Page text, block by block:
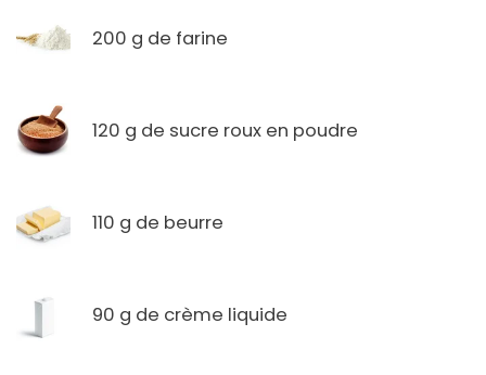
200 g de farine
120 g de sucre roux en poudre
110 g de beurre
90 g de crème liquide